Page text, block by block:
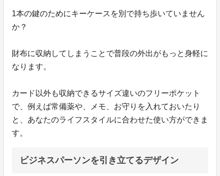
1本の鍵のためにキーケースを別で持ち歩いていません
か？
財布に収納してしまうことで普段の外出がもっと身軽に
なります。
カード以外も収納できるサイズ違いのフリーポケット
で、例えば常備薬や、メモ、お守りを入れておいたり
と、あなたのライフスタイルに合わせた使い方ができま
す。
ビジネスパーソンを引き立てるデザイン